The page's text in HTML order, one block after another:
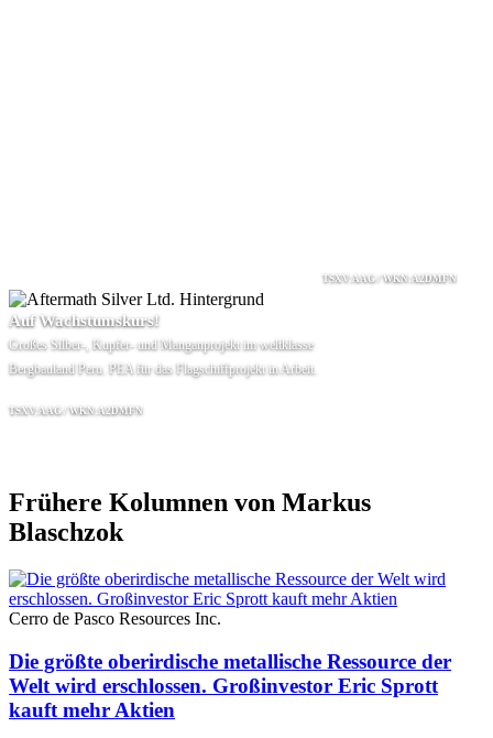
TSXV:AAG / WKN:A2DMFN
Auf Wachstumskurs!
Großes Silber-, Kupfer- und Manganprojekt im weltklasse
Bergbauland Peru. PEA für das Flagschiffprojekt in Arbeit.
TSXV:AAG / WKN:A2DMFN
Frühere Kolumnen von Markus
Blaschzok
Cerro de Pasco Resources Inc.
Die größte oberirdische metallische Ressource der
Welt wird erschlossen. Großinvestor Eric Sprott
kauft mehr Aktien